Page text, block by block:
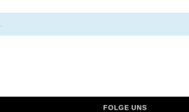
FOLGE UNS